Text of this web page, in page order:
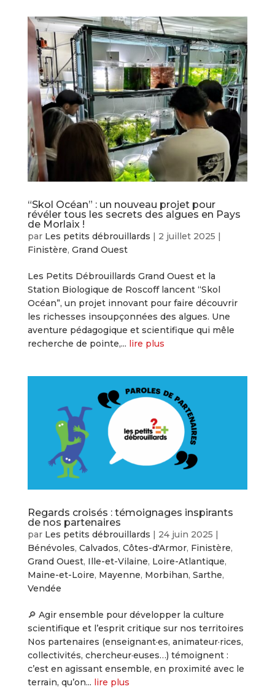
“Skol Océan” : un nouveau projet pour
révéler tous les secrets des algues en Pays
de Morlaix !
par Les petits débrouillards | 2 juillet 2025 |
Finistère, Grand Ouest
Les Petits Débrouillards Grand Ouest et la
Station Biologique de Roscoff lancent “Skol
Océan”, un projet innovant pour faire découvrir
les richesses insoupçonnées des algues. Une
aventure pédagogique et scientifique qui mêle
recherche de pointe,... lire plus
Regards croisés : témoignages inspirants
de nos partenaires
par Les petits débrouillards | 24 juin 2025 |
Bénévoles, Calvados, Côtes-d'Armor, Finistère,
Grand Ouest, Ille-et-Vilaine, Loire-Atlantique,
Maine-et-Loire, Mayenne, Morbihan, Sarthe,
Vendée
🔎 Agir ensemble pour développer la culture
scientifique et l’esprit critique sur nos territoires
Nos partenaires (enseignant·es, animateur·rices,
collectivités, chercheur·euses…) témoignent :
c’est en agissant ensemble, en proximité avec le
terrain, qu’on... lire plus